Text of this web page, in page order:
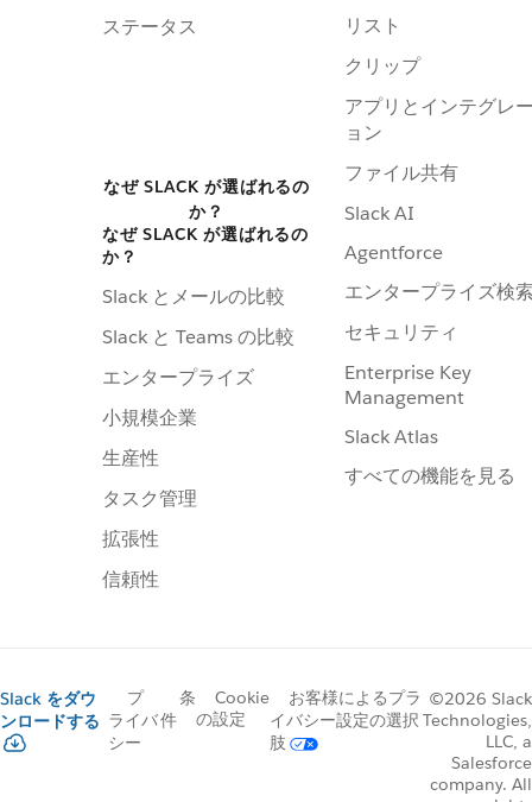
ステータス
なぜ SLACK が選ばれるの
か？
なぜ SLACK が選ばれるの
か？
Slack とメールの比較
Slack と Teams の比較
エンタープライズ
小規模企業
生産性
タスク管理
拡張性
信頼性
リスト
クリップ
アプリとインテグレ
ョン
ファイル共有
Slack AI
Agentforce
エンタープライズ検
セキュリティ
Enterprise Key
Management
Slack Atlas
すべての機能を見る
Slack をダウ
ンロードする
プ
ライバ
シー
条
件
Cookie
の設定
お客様によるプラ
イバシー設定の選択
肢
©2026 Slack
Technologies,
LLC, a
Salesforce
company. All